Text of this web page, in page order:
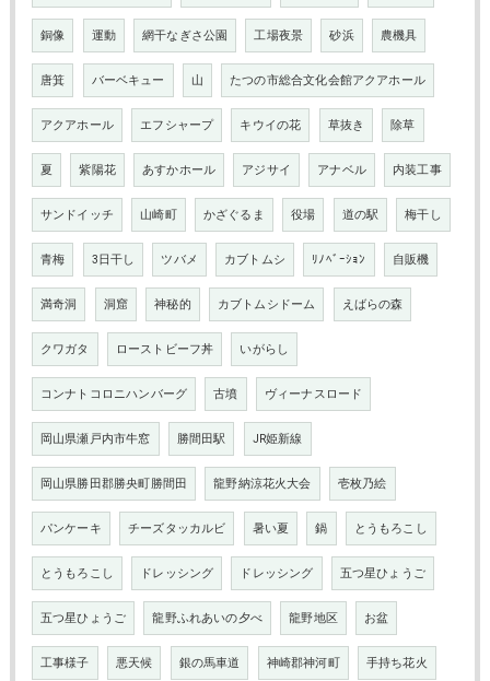
銅像 運動 網干なぎさ公園 工場夜景 砂浜 農機具
唐箕 バーベキュー 山 たつの市総合文化会館アクアホール
アクアホール エフシャープ キウイの花 草抜き 除草
夏 紫陽花 あすかホール アジサイ アナベル 内装工事
サンドイッチ 山崎町 かざぐるま 役場 道の駅 梅干し
青梅 3日干し ツバメ カブトムシ ﾘﾉﾍﾞｰｼｮﾝ 自販機
満奇洞 洞窟 神秘的 カブトムシドーム えばらの森
クワガタ ローストビーフ丼 いがらし
コンナトコロニハンバーグ 古墳 ヴィーナスロード
岡山県瀬戸内市牛窓 勝間田駅 JR姫新線
岡山県勝田郡勝央町勝間田 龍野納涼花火大会 壱枚乃絵
パンケーキ チーズタッカルビ 暑い夏 鍋 とうもろこし
とうもろこし ドレッシング ドレッシング 五つ星ひょうご
五つ星ひょうご 龍野ふれあいの夕べ 龍野地区 お盆
工事様子 悪天候 銀の馬車道 神崎郡神河町 手持ち花火